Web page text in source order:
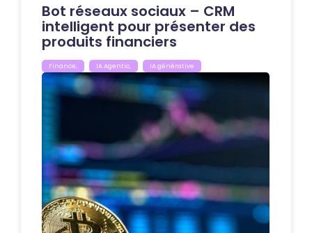
Bot réseaux sociaux – CRM
intelligent pour présenter des
produits financiers
Finance, IA Agentic, IA générative